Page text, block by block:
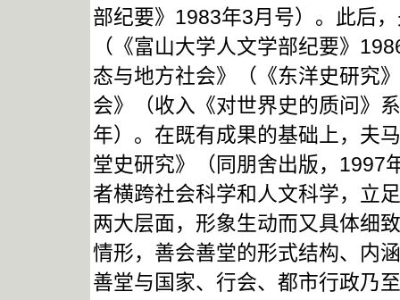
部纪要》1983年3月号）。此后
（《富山大学人文学部纪要》
态与地方社会》（《东洋史研究
会》（收入《对世界史的质问》
年）。在既有成果的基础上，夫
堂史研究》（同朋舍出版，1997
者横跨社会科学和人文科学，立
两大层面，形象生动而又具体细
情形，善会善堂的形式结构、内
善堂与国家、行会、都市行政乃